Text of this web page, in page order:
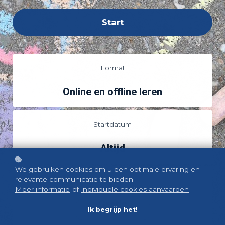
Start
Format
Online en offline leren
Startdatum
Altijd
Prijs
Gratis
We gebruiken cookies om u een optimale ervaring en
relevante communicatie te bieden.
Meer informatie of individuele cookies aanvaarden
Ik begrijp het!